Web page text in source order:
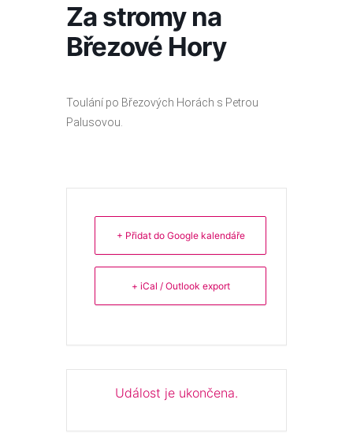
Za stromy na
Březové Hory
Toulání po Březových Horách s Petrou
Palusovou.
+ Přidat do Google kalendáře
+ iCal / Outlook export
Událost je ukončena.